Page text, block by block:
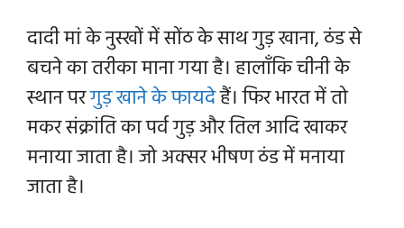
दादी मां के नुस्खों में सोंठ के साथ गुड़ खाना, ठंड से
बचने का तरीका माना गया है।हालाँकि चीनी के
स्थान परगुड़ खाने के फायदेहैं।फिर भारत में तो
मकर संक्रांति का पर्व गुड़ और तिल आदि खाकर
मनाया जाता है। जो अक्सर भीषण ठंड में मनाया
जाता है।